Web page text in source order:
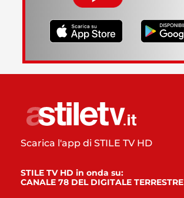
Scarica l'app di STILE TV HD
STILE TV HD in onda su:
CANALE 78 DEL DIGITALE TERRESTRE